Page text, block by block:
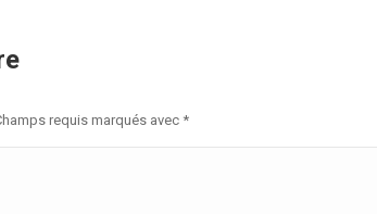
requis marqués avec *